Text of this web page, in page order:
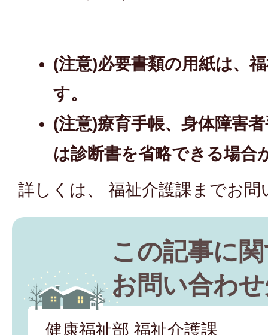
(注意)必要書類の用紙は、
す。
(注意)療育手帳、身体障害
は診断書を省略できる場合
詳しくは、 福祉介護課までお問
この記事に
お問い合わ
健康福祉部 福祉介護課